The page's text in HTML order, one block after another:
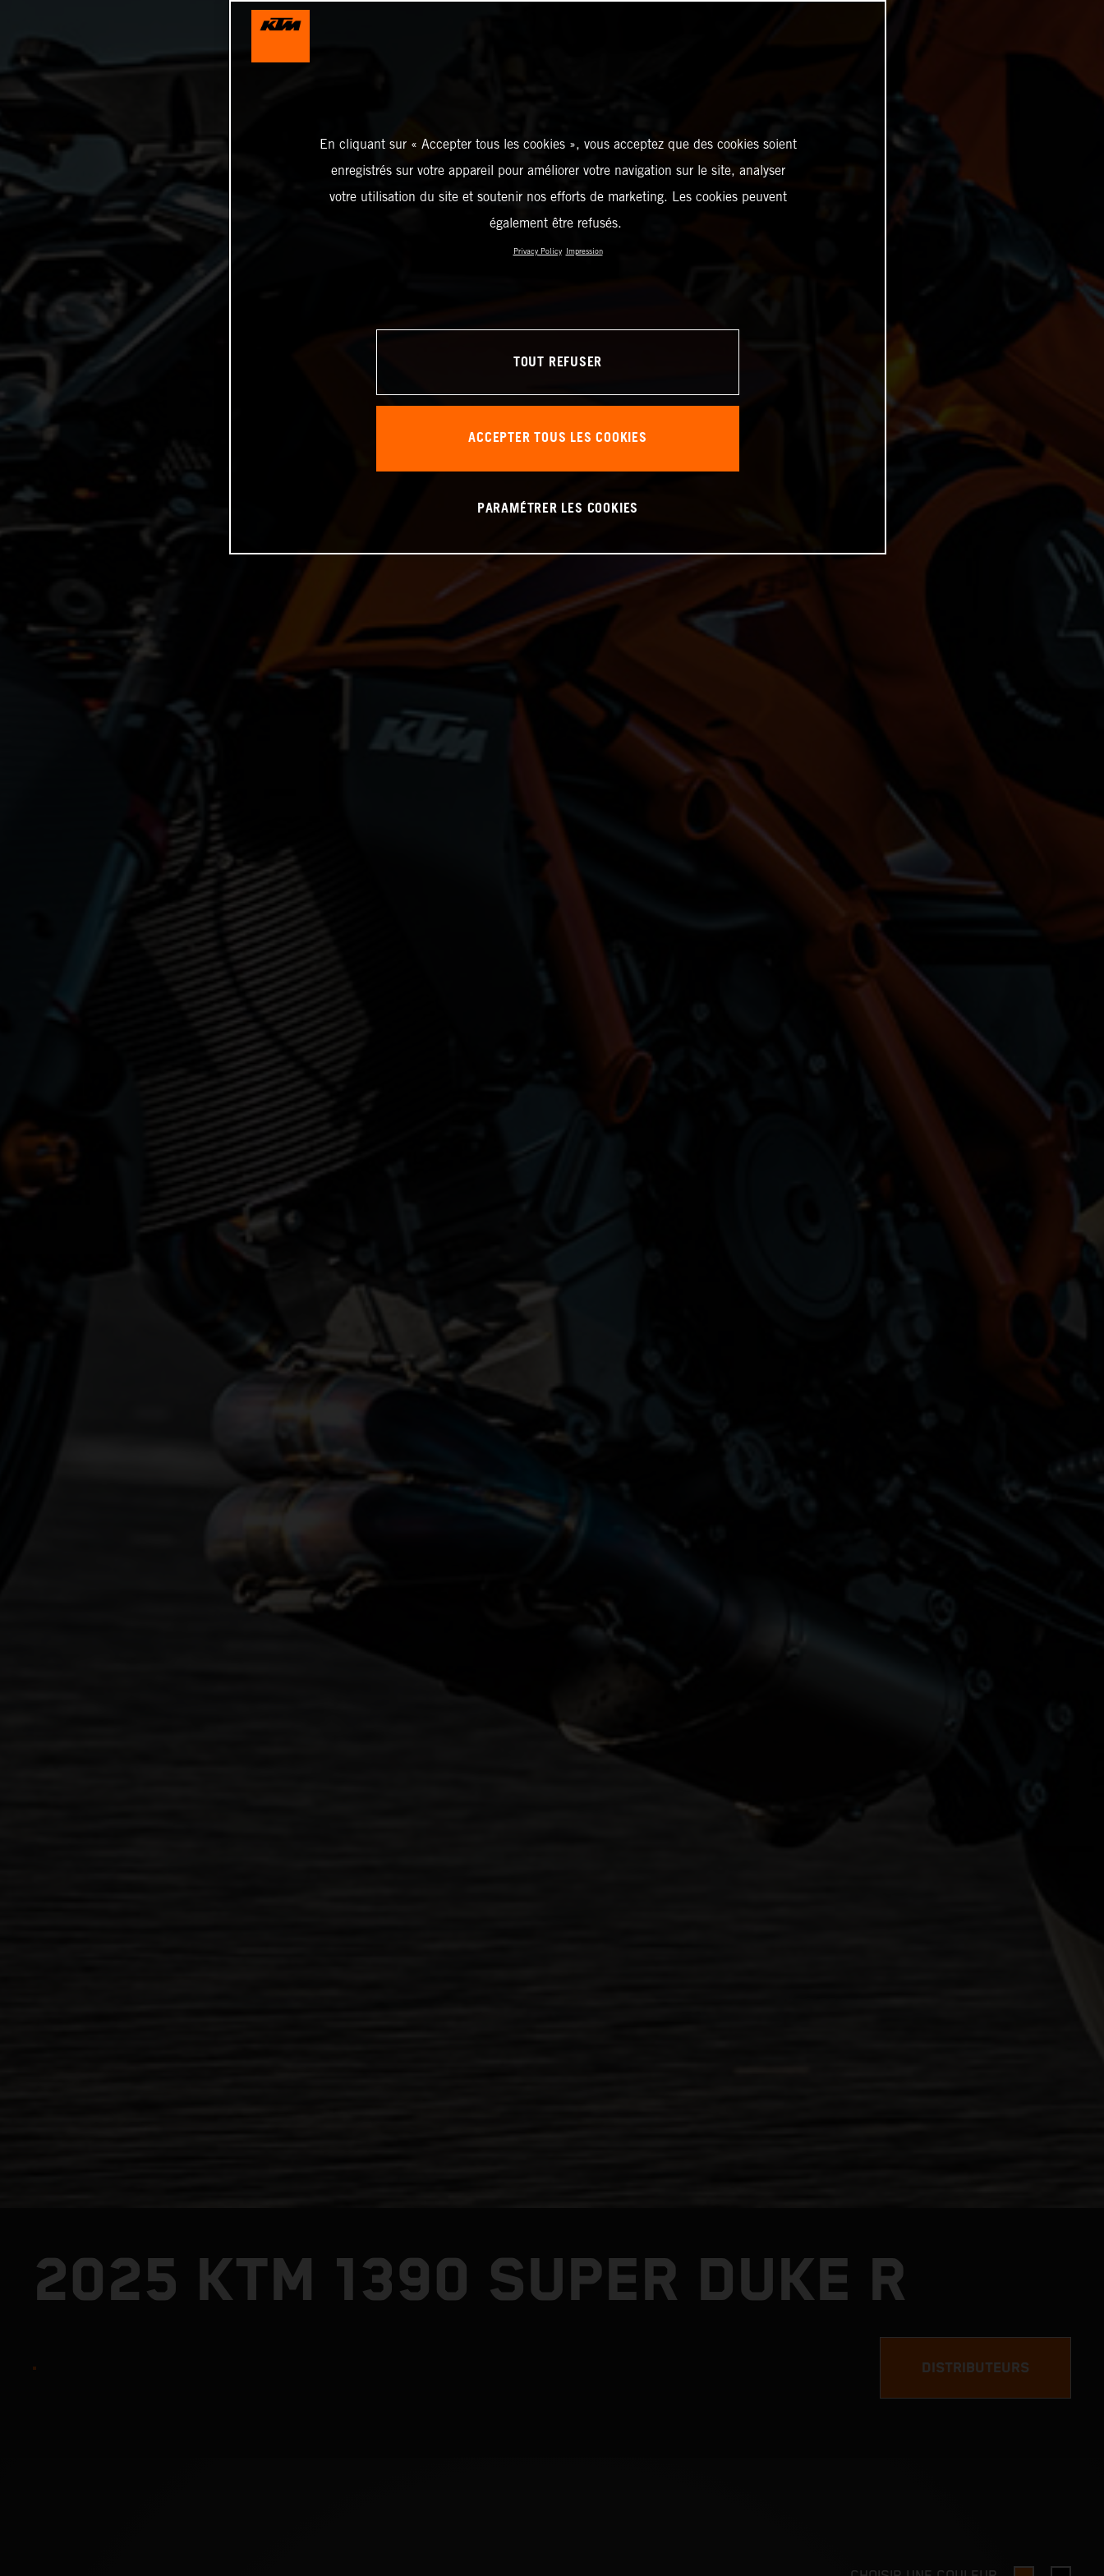
2025 KTM 1390 SUPER DUKE R
DISTRIBUTEURS
En cliquant sur « Accepter tous les cookies », vous acceptez que des cookies soient
enregistrés sur votre appareil pour améliorer votre navigation sur le site, analyser
votre utilisation du site et soutenir nos efforts de marketing. Les cookies peuvent
également être refusés.
Privacy Policy Impression
TOUT REFUSER
ACCEPTER TOUS LES COOKIES
PARAMÉTRER LES COOKIES